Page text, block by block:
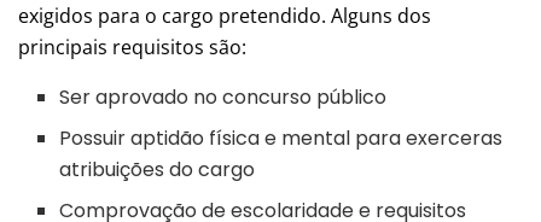
exigidos para o cargo pretendido. Alguns dos
principais requisitos são:
Ser aprovado no concurso público
Possuir aptidão física e mental para exerceras
atribuições do cargo
Comprovação de escolaridade e requisitos